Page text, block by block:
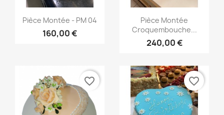
Aperçu rapide
Pièce Montée - PM 04
160,00 €
Aperçu rapide
Pièce Montée
Croquembouche...
240,00 €
favorite_border favorite_border